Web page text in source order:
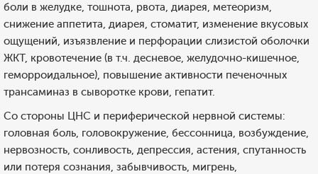
боли в желудке, тошнота, рвота, диарея, метеоризм,
снижение аппетита, диарея, стоматит, изменение вкусовых
ощущений, изъязвление и перфорации слизистой оболочки
ЖКТ, кровотечение (в т.ч. десневое, желудочно-кишечное,
геморроидальное), повышение активности печеночных
трансаминаз в сыворотке крови, гепатит.
Со стороны ЦНС и периферической нервной системы:
головная боль, головокружение, бессонница, возбуждение,
нервозность, сонливость, депрессия, астения, спутанность
или потеря сознания, забывчивость, мигрень,